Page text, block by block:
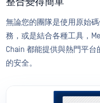
無論您的團隊是使用原始
務，或是結合各種工具，
Chain 都能提供與熱門平台
的安全。